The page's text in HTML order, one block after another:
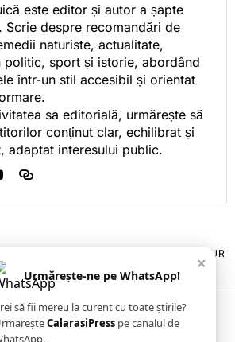
este editor și autor a șapte
Scrie despre recomandări de
naturiste, actualitate,
politic, sport și istorie, abordând
într-un stil accesibil și orientat
sa editorială, urmărește să
conținut clar, echilibrat și
adaptat interesului public.
POLITICA DE ANULARE & RETUR
& TIPĂRITĂ
CONTACT
ANUNȚUL CĂLĂRĂȘEAN
×
Urmărește-ne pe WhatsApp!
să fii mereu la curent cu toate știrile?
CalarasiPress pe canalul de